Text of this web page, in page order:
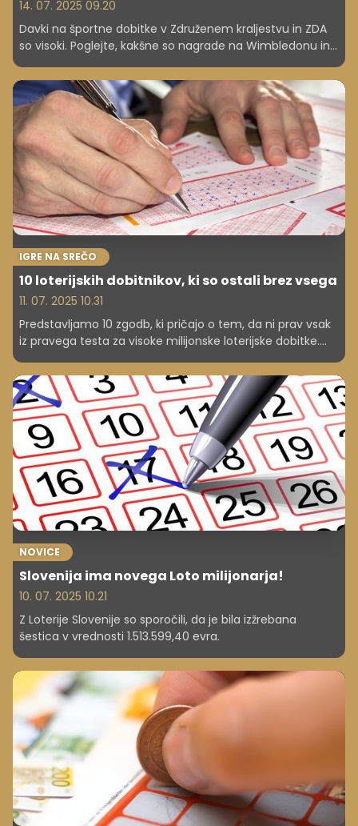
14. 07. 2025 09.20
Davki na športne dobitke v Združenem kraljestvu in ZDA
so visoki. Poglejte, kakšne so nagrade na Wimbledonu in
IGRE NA SREČO
10 loterijskih dobitnikov, ki so ostali brez vsega
11. 07. 2025 10.31
Predstavljamo 10 zgodb, ki pričajo o tem, da ni prav vsak
iz pravega testa za visoke milijonske loterijske dobitke.
NOVICE
Slovenija ima novega Loto milijonarja!
10. 07. 2025 10.21
Z Loterije Slovenije so sporočili, da je bila izžrebana
šestica v vrednosti 1.513.599,40 evra.